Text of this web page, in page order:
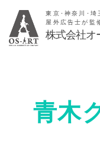
東京･神奈川･埼
屋外広告士が監
株式会社オ
青木